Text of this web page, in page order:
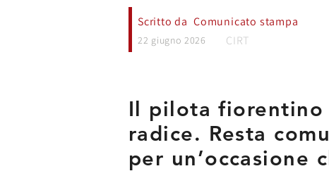
Scritto da Comunicato stampa
22 giugno 2026 CIRT
Il pilota fiorentino
radice. Resta
per un’occasione